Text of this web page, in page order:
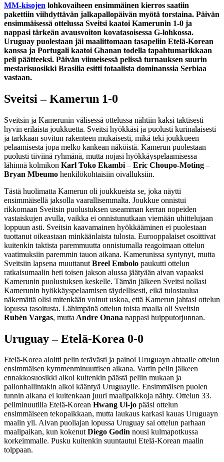
MM-kisojen lohkovaiheen ensimmäinen kierros saatiin
pakettiin viihdyttävän jalkapallopäivän myötä torstaina. Päivän
ensimmäisessä ottelussa Sveitsi kaatoi Kamerunin 1-0 ja
nappasi tärkeän avausvoiton kovatasoisessa G-lohkossa.
Uruguay puolestaan jäi maalittomaan tasapeliin Etelä-Korean
kanssa ja Portugali kaatoi Ghanan todella tapahtumarikkaan
peli päätteeksi. Päivän viimeisessä pelissä turnauksen suurin
mestarisuosikki Brasilia esitti totaalista dominanssia Serbiaa
vastaan.
Sveitsi – Kamerun 1-0
Sveitsin ja Kamerunin välisessä ottelussa nähtiin kaksi taktisesti
hyvin erilaista joukkuetta. Sveitsi hyökkäsi ja puolusti kurinalaisesti
ja tarkkaan sovitun rakenteen mukaisesti, mikä teki joukkueen
pelaamisesta jopa melko kankean näköistä. Kamerun puolestaan
puolusti tiiviinä ryhmänä, mutta nojasi hyökkäyspelaamisessa
lähinnä kolmikon Karl Toko Ekambi – Eric Choupo-Moting –
Bryan Mbeumo henkilökohtaisiin oivalluksiin.
Tästä huolimatta Kamerun oli joukkueista se, joka näytti
ensimmäisellä jaksolla vaarallisemmalta. Joukkue onnistui
rikkomaan Sveitsin puolustuksen useamman kerran nopeiden
vastaiskujen avulla, vaikka ei onnistunutkaan viemään uhittelujaan
loppuun asti. Sveitsin kaavamainen hyökkääminen ei puolestaan
tuottanut oikeastaan minkäänlaista tulosta. Eurooppalaiset osoittivat
kuitenkin taktista paremmuutta onnistumalla reagoimaan ottelun
vaatimuksiin paremmin tauon aikana. Kamerunissa syntynyt, mutta
Sveitsiin lapsena muuttanut Breel Embolo paukutti ottelun
ratkaisumaalin heti toisen jakson alussa jäätyään aivan vapaaksi
Kamerunin puolustuksen keskelle. Tämän jälkeen Sveitsi nollasi
Kamerunin hyökkäyspelaamisen täydellisesti, eikä tulostaulua
näkemättä olisi mitenkään voinut uskoa, että Kamerun jahtasi ottelun
lopussa tasoitusta. Lähimpänä ottelun toista maalia oli Sveitsin
Rubén Vargas, mutta Andre Onana nappasi huipputorjunnan.
Uruguay – Etelä-Korea 0-0
Etelä-Korea aloitti pelin terävästi ja painoi Uruguayn ahtaalle ottelun
ensimmäisen kymmenminuuttisen aikana. Vartin pelin jälkeen
ennakkosuosikki alkoi kuitenkin päästä peliin mukaan ja
pallonhallintakin alkoi kääntyä Uruguaylle. Ensimmäisen puolen
tunnin aikana ei kuitenkaan juuri maalipaikkoja nähty. Ottelun 33.
peliminuutilla Etelä-Korean Hwang Ui-jo pääsi ottelun
ensimmäiseen tekopaikkaan, mutta laukaus karkasi kauas Uruguayn
maalin yli. Aivan puoliajan lopussa Uruguay sai ottelun parhaan
maalipaikan, kun kokenutDiego Godin nousi kulmapotkussa
korkeimmalle. Pusku kuitenkin suuntautui Etelä-Korean maalin
tolppaan.